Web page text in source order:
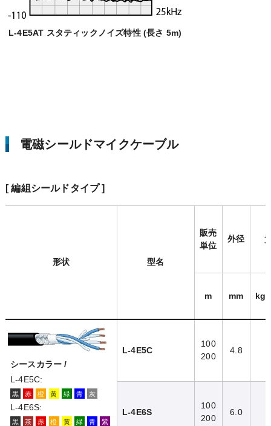
L-4E5AT スタティックノイズ特性 (長さ 5m)
電磁シールドマイクケーブル
[ 編組シールドタイプ ]
形状 型名
販売
単位
外径
m mm kg/
シースカラー /
L-4E5C:
黒 赤 橙 黄 緑 青 灰
L-4E6S:
黒 茶 赤 橙 黄 緑 青
紫
L-4E5C
100
200
4.8
L-4E6S
100
200
6.0
ウォッチリスト